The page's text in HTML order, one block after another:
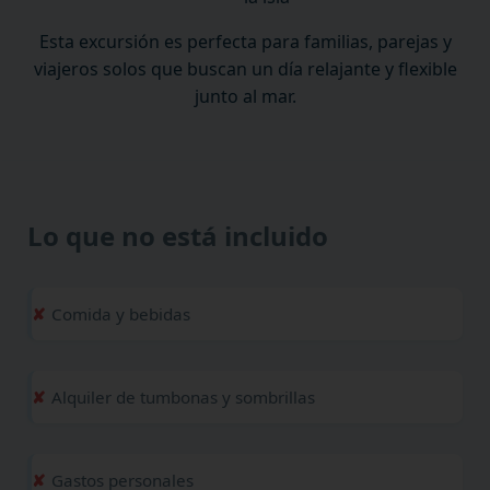
Esta excursión es perfecta para familias, parejas y
viajeros solos que buscan un día relajante y flexible
junto al mar.
Lo que no está incluido
Comida y bebidas
Alquiler de tumbonas y sombrillas
Gastos personales